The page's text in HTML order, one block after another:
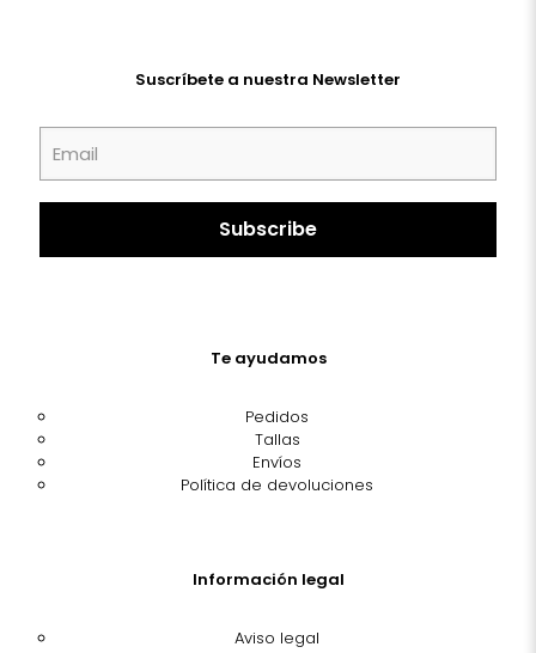
Suscríbete a nuestra Newsletter
Te ayudamos
Pedidos
Tallas
Envíos
Política de devoluciones
Información legal
Aviso legal